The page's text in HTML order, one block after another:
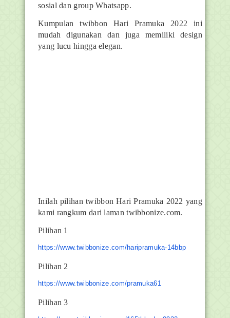
sosial dan group Whatsapp.
Kumpulan twibbon Hari Pramuka 2022 ini
mudah digunakan dan juga memiliki design
yang lucu hingga elegan.
Inilah pilihan twibbon Hari Pramuka 2022 yang
kami rangkum dari laman twibbonize.com.
Pilihan 1
https://www.twibbonize.com/haripramuka-14bbp
Pilihan 2
https://www.twibbonize.com/pramuka61
Pilihan 3